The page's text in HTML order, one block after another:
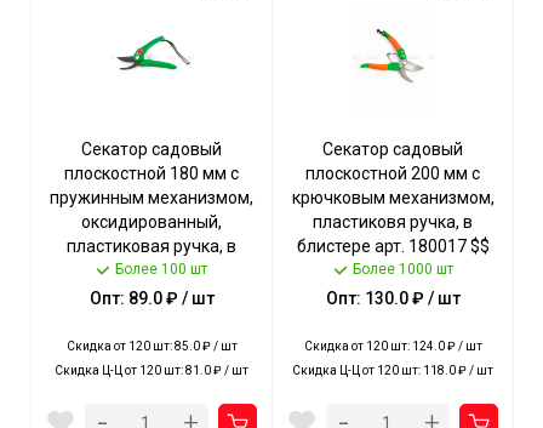
Секатор садовый
плоскостной 180 мм с
пружинным механизмом,
оксидированный,
пластиковая ручка, в
блистере арт. 270101,
180009 $ [120] Богатый
Более 100 шт
Опт: 89.0 ₽ / шт
Скидка от 120 шт: 85.0 ₽ / шт
Скидка Ц-Ц от 120 шт: 81.0 ₽ / шт
Секатор садовый
плоскостной 200 мм с
крючковым механизмом,
пластиковя ручка, в
блистере арт. 180017 $$
[120] Богатый урожай
Более 1000 шт
Опт: 130.0 ₽ / шт
Скидка от 120 шт: 124.0 ₽ / шт
Скидка Ц-Ц от 120 шт: 118.0 ₽ / шт